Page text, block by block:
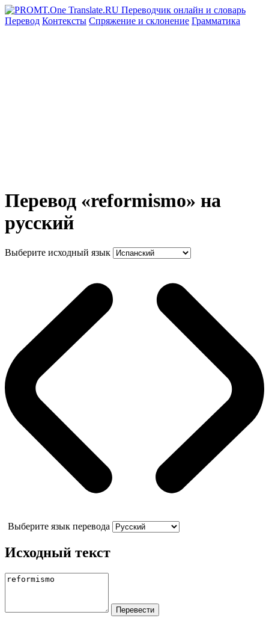
Перевод Контексты Спряжение и склонение Грамматика
Перевод «reformismo» на
русский
Выберите исходный язык
Выберите язык перевода
Исходный текст